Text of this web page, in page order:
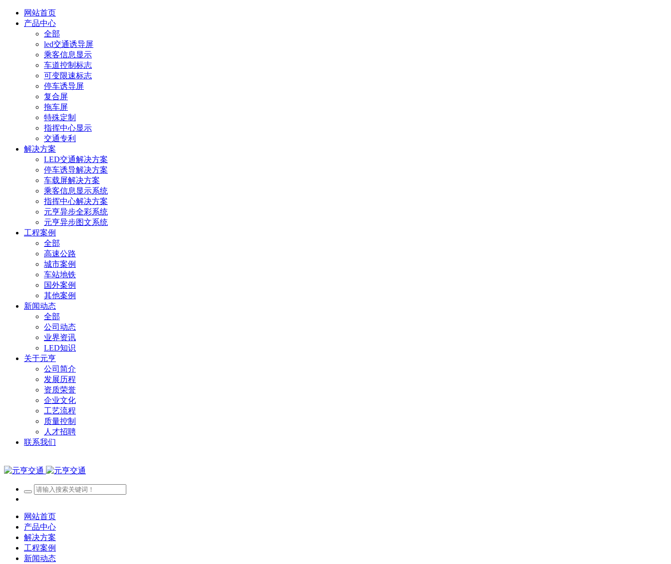
网站首页
产品中心
全部
led交通诱导屏
乘客信息显示
车道控制标志
可变限速标志
停车诱导屏
复合屏
拖车屏
特殊定制
指挥中心显示
交通专利
解决方案
LED交通解决方案
停车诱导解决方案
车载屏解决方案
乘客信息显示系统
指挥中心解决方案
元亨异步全彩系统
元亨异步图文系统
工程案例
全部
高速公路
城市案例
车站地铁
国外案例
其他案例
新闻动态
全部
公司动态
业界资讯
LED知识
关于元亨
公司简介
发展历程
资质荣誉
企业文化
工艺流程
质量控制
人才招聘
联系我们
网站首页
产品中心
解决方案
工程案例
新闻动态